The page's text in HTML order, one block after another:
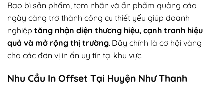
Bao bì sản phẩm, tem nhãn và ấn phẩm quảng cáo
ngày càng trở thành công cụ thiết yếu giúp doanh
nghiệp tăng nhận diện thương hiệu, cạnh tranh hiệu
quả và mở rộng thị trường. Đây chính là cơ hội vàng
cho các đơn vị in ấn uy tín tại khu vực.
Nhu Cầu In Offset Tại Huyện Như Thanh